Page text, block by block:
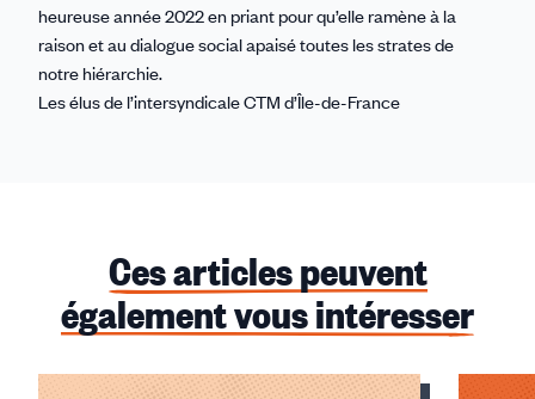
heureuse année 2022 en priant pour qu’elle ramène à la
raison et au dialogue social apaisé toutes les strates de
notre hiérarchie.
Les élus de l’intersyndicale CTM d’Île-de-France
Ces articles peuvent
également vous intéresser